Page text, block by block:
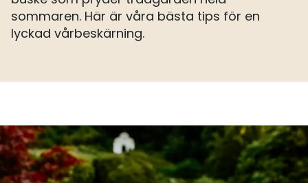
sommaren. Här är våra bästa tips för en
lyckad vårbeskärning.